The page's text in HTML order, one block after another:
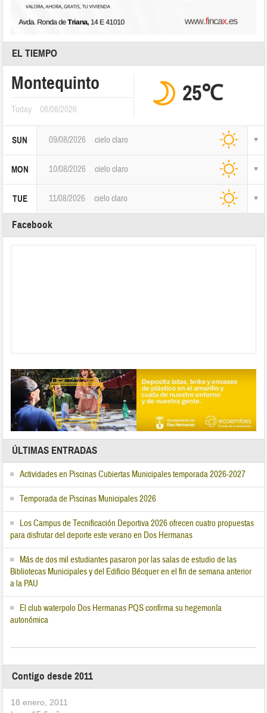
EL TIEMPO
Montequinto
Today 08/08/2026
25℃
SUN 09/08/2026 cielo claro
MON 10/08/2026 cielo claro
TUE 11/08/2026 cielo claro
Facebook
ÚLTIMAS ENTRADAS
Actividades en Piscinas Cubiertas Municipales temporada 2026-2027
Temporada de Piscinas Municipales 2026
Los Campus de Tecnificación Deportiva 2026 ofrecen cuatro propuestas
para disfrutar del deporte este verano en Dos Hermanas
Más de dos mil estudiantes pasaron por las salas de estudio de las
Bibliotecas Municipales y del Edificio Bécquer en el fin de semana anterior
a la PAU
El club waterpolo Dos Hermanas PQS confirma su hegemonía
autonómica
Contigo desde 2011
18 enero, 2011